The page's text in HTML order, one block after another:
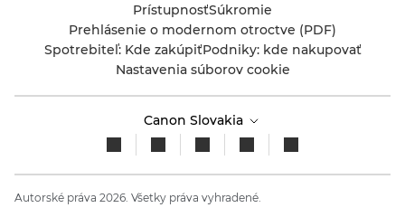
PrístupnosťSúkromie
Prehlásenie o modernom otroctve (PDF)
Spotrebiteľ: Kde zakúpiťPodniky: kde nakupovať
Nastavenia súborov cookie
Canon Slovakia
Autorské práva 2026. Všetky práva vyhradené.